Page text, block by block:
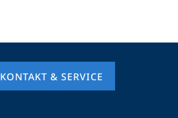
KONTAKT & SERVICE